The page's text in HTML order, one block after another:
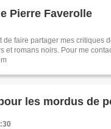
Pierre Faverolle
faire partager mes critiques
et romans noirs. Pour me
les mordus de